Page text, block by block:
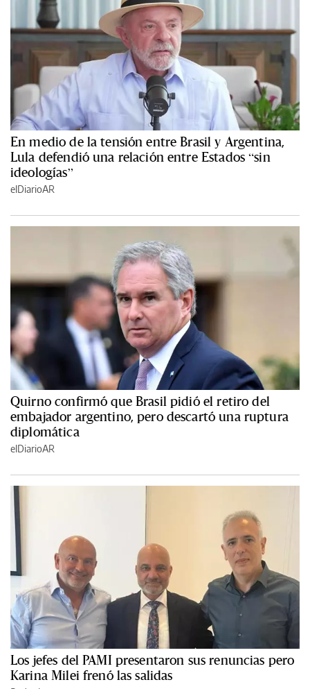
En medio de la tensión entre Brasil y Argentina,
Lula defendió una relación entre Estados “sin
ideologías”
elDiarioAR
Quirno confirmó que Brasil pidió el retiro del
embajador argentino, pero descartó una ruptura
diplomática
elDiarioAR
Los jefes del PAMI presentaron sus renuncias pero
Karina Milei frenó las salidas